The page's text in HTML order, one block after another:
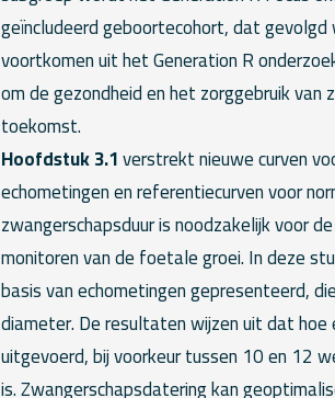
geïncludeerd geboortecohort, dat
voortkomen uit het Generation R
om de gezondheid en het zorggebruik
toekomst.
Hoofdstuk 3.1verstrekt nieuwe curven
echometingen en referentiecurven voor
zwangerschapsduur is noodzakelijk voor
monitoren van de foetale groei. In deze
basis van echometingen gepresenteerd,
diameter. De resultaten wijzen uit dat
uitgevoerd, bij voorkeur tussen 10 en 12
is. Zwangerschapsdatering kan